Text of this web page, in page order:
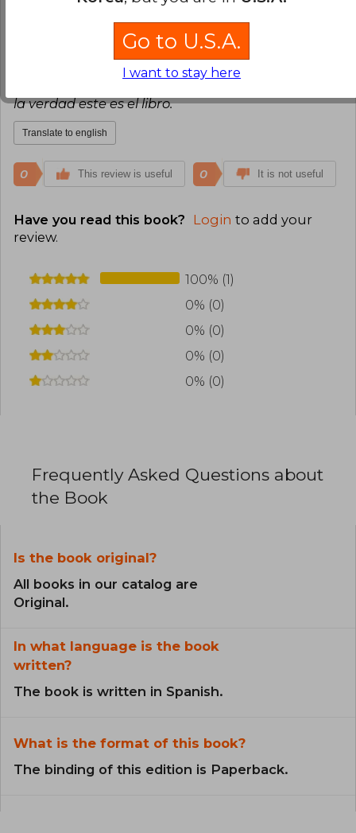
Verified Purchase
¡Excelente biografía del Che Guevara! Gran
trabajo de Nicolás Marquez desenmascarando la
mentira atroz que se creó con el relato más
difundido de la vida de Guevara. Si querés saber
la verdad este es el libro.
Translate to english
0 This review is useful 0 It is not useful
Have you read this book? Login to add your
review.
100% (1)
0% (0)
0% (0)
0% (0)
0% (0)
Frequently Asked Questions about
the Book
Is the book original?
All books in our catalog are
Original.
In what language is the book
written?
The book is written in Spanish.
What is the format of this book?
The binding of this edition is Paperback.
Go to U.S.A.
I want to stay here